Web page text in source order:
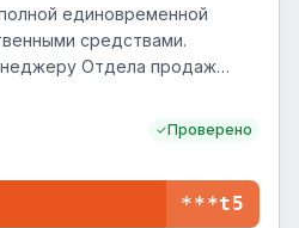
единовременной
средствами.
Отдела продаж
на направление Высшего
Проверено
***t5